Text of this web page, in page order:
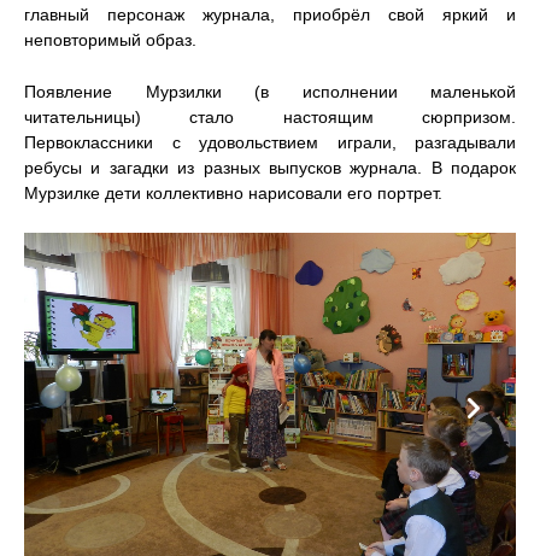
главный персонаж журнала, приобрёл свой яркий и
неповторимый образ.
Появление Мурзилки (в исполнении маленькой
читательницы) стало настоящим сюрпризом.
Первоклассники с удовольствием играли, разгадывали
ребусы и загадки из разных выпусков журнала. В подарок
Мурзилке дети коллективно нарисовали его портрет.